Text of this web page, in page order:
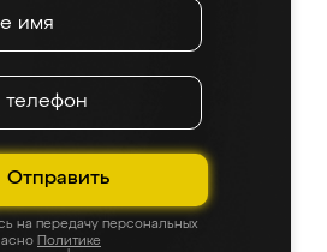
Отправить
на передачу персональных
Политике